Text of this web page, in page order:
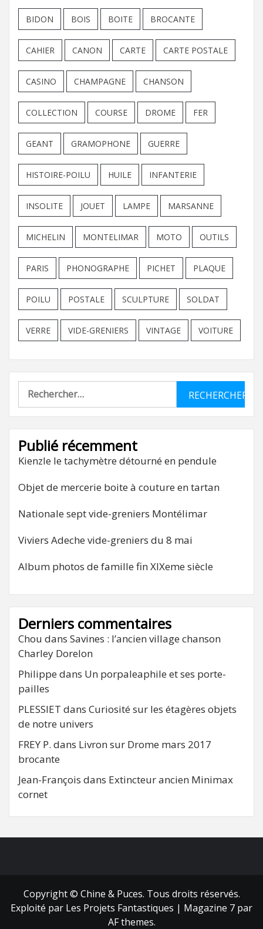
BIDON BOIS BOITE BROCANTE
CAHIER CANON CARTE CARTE POSTALE
CASINO CHAMPAGNE CHANSON
COLLECTION COURSE DROME FER
GEANT GRAMOPHONE GUERRE
HISTOIRE-POILU HUILE INFANTERIE
INSOLITE JOUET LAMPE MARSANNE
MICHELIN MONTELIMAR MOTO OUTILS
PARIS PHONOGRAPHE PICHET PLAQUE
POILU POSTALE SCULPTURE SOLDAT
VERRE VIDE-GRENIERS VINTAGE VOITURE
Rechercher :
Publié récemment
Kienzle le tachymètre détourné en pendule
Objet de mercerie boite à couture en tartan
Nationale sept vide-greniers Montélimar
Viviers Adeche vide-greniers du 8 mai
Album photos de famille fin XIXeme siècle
Derniers commentaires
Chou dans Savines : l’ancien village chanson
Charley Dorelon
Philippe dans Un porpaleaphile et ses porte-
pailles
PLESSIET dans Curiosité sur les étagères objets
de notre univers
FREY P. dans Livron sur Drome mars 2017
brocante
Jean-François dans Extincteur ancien Minimax
cornet
Copyright © Chine & Puces. Tous droits réservés.
Exploité par Les Projets Fantastiques | Magazine 7 par
AF themes.